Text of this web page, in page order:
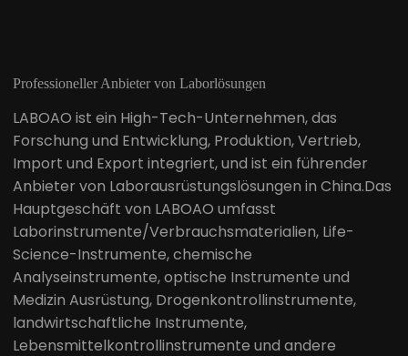
Professioneller Anbieter von Laborlösungen
LABOAO ist ein High-Tech-Unternehmen, das
Forschung und Entwicklung, Produktion, Vertrieb,
Import und Export integriert, und ist ein führender
Anbieter von Laborausrüstungslösungen in China.Das
Hauptgeschäft von LABOAO umfasst
Laborinstrumente/Verbrauchsmaterialien, Life-
Science-Instrumente, chemische
Analyseinstrumente, optische Instrumente und
Medizin Ausrüstung, Drogenkontrollinstrumente,
landwirtschaftliche Instrumente,
Lebensmittelkontrollinstrumente und andere